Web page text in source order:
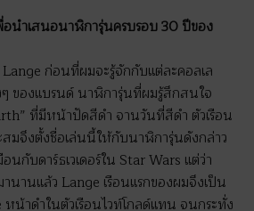
นำเสนอนาฬิการุ่นครบรอบ 30 ปีของ
ก่อนที่ผมจะรู้จักกับแต่ละคอลเล
ๆ ของแบรนด์ นาฬิการุ่นที่ผมรู้สึกสนใจ
ที่มีหน้าปัดสีดำ จานวันที่สีดำ ตัวเรือน
มจึงตั้งชื่อเล่นนี้ให้กับนาฬิการุ่นดังกล่าว
อนกับดาร์ธเวเดอร์ใน Star Wars แต่ว่า
นานแล้ว Lange เรือนแรกของผมจึงเป็น
น้าดำในตัวเรือนไวท์โกลด์แทน จนกระทั่ง